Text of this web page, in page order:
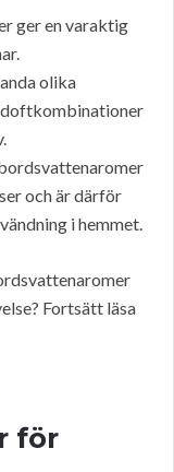
ger en varaktig
olika
doftkombinationer
och är därför
i hemmet.
Fortsätt läsa
för